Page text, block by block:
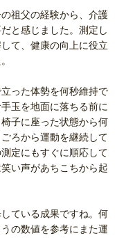
祖父の経験から、介護
と感じました。測定し
て、健康の向上に役立
った体勢を何秒維持で
玉を地面に落ちる前に
子に座った状態から何
ろから運動を継続して
定にもすぐに順応して
い声があちこちから起
ている成果ですね。何
の数値を参考にまた運